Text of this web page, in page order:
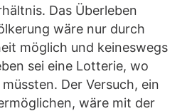
Das Überleben
wäre nur durch
möglich und keineswegs
sei eine Lotterie, wo
Der Versuch, ein
wäre mit der